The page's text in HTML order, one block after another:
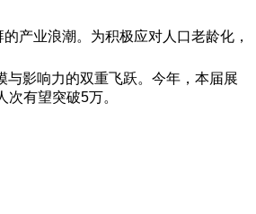
产业浪潮。为积极应对人口老龄化，
影响力的双重飞跃。今年，本届展
有望突破5万。